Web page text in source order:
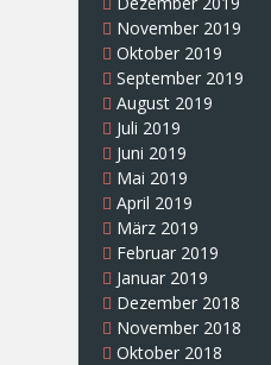
November 2019
Oktober 2019
September 2019
August 2019
Juli 2019
Juni 2019
Mai 2019
April 2019
März 2019
Februar 2019
Januar 2019
Dezember 2018
November 2018
Oktober 2018